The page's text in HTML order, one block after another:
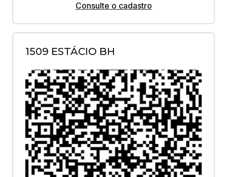
Consulte o cadastro
1509 ESTÁCIO BH